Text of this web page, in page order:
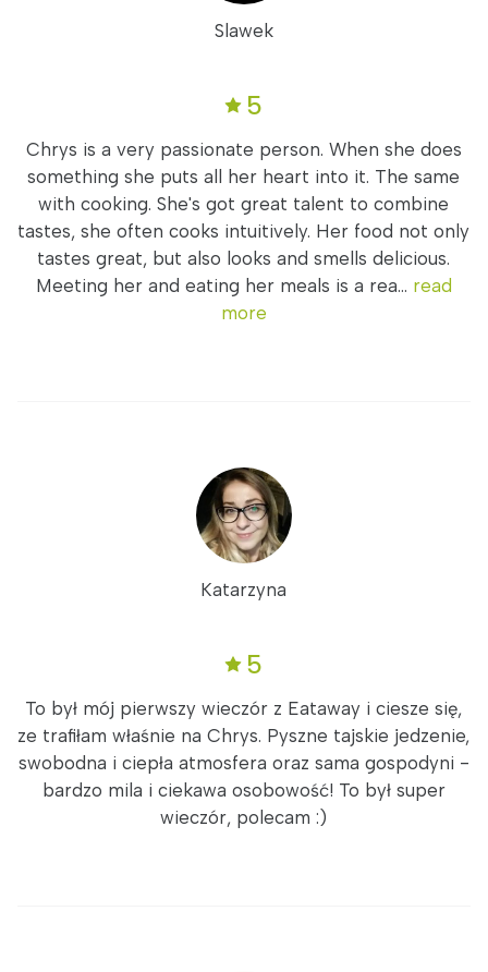
Slawek
5
Chrys is a very passionate person. When she does
something she puts all her heart into it. The same
with cooking. She's got great talent to combine
tastes, she often cooks intuitively. Her food not only
tastes great, but also looks and smells delicious.
Meeting her and eating her meals is a rea... read
more
Katarzyna
5
To był mój pierwszy wieczór z Eataway i ciesze się,
ze trafiłam właśnie na Chrys. Pyszne tajskie jedzenie,
swobodna i ciepła atmosfera oraz sama gospodyni -
bardzo mila i ciekawa osobowość! To był super
wieczór, polecam :)